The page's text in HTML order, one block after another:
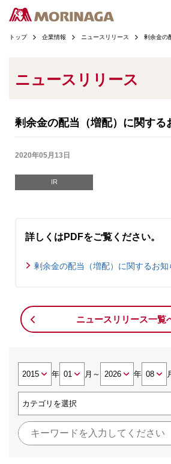
トップ 企業情報 ニュースリリース 剰余金の
ニュースリリース
剰余金の配当（増配）に関する
2020年05月13日
IR
詳しくはPDFをご覧ください。
剰余金の配当（増配）に関するお
ニュースリリース一覧
年 月 ～ 年